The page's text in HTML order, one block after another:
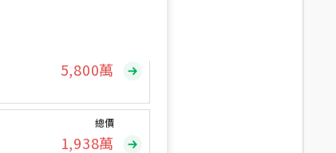
總價
1,938萬